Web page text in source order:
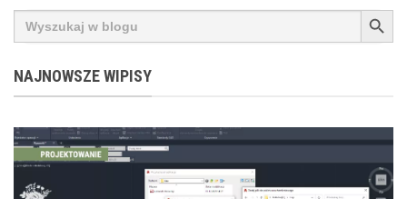
Search
for:
SEARCH
NAJNOWSZE WIPISY